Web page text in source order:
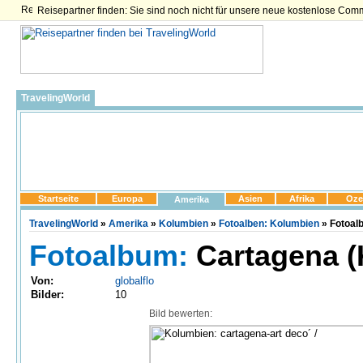
Reisepartner finden: Sie sind noch nicht für unsere neue kostenlose
TravelingWorld
Startseite Europa Amerika Asien Afrika
TravelingWorld » Amerika » Kolumbien » Fotoalben: Kolumbien »
Fotoalbum: Cartagena
Von:
globalflo
Bilder:
10
Bild bewerten: